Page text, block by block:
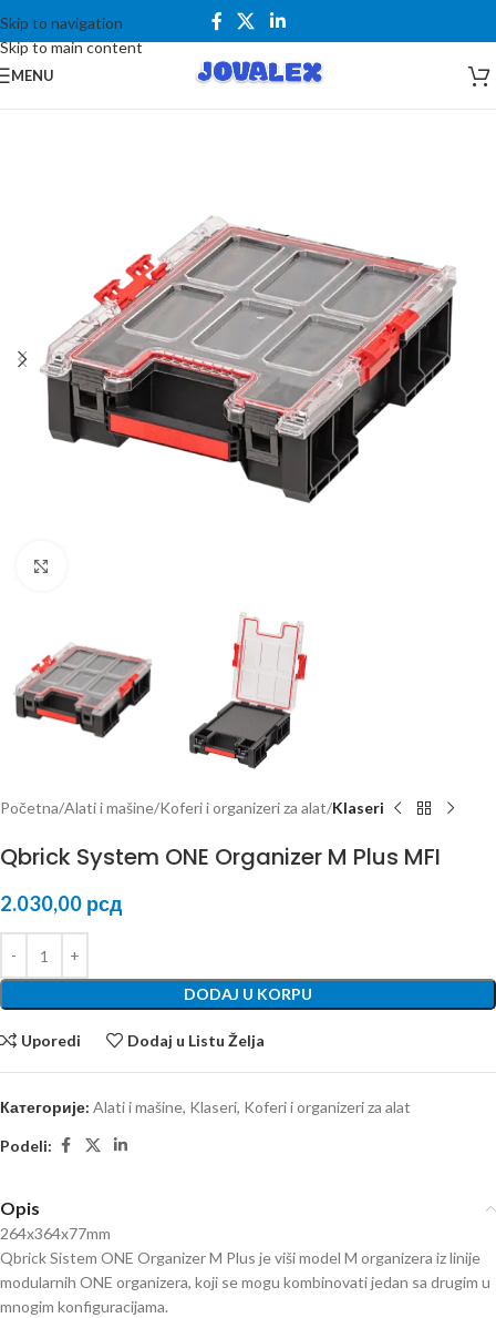
Skip to navigation
Skip to main content
MENU
Početna Alati i mašine Koferi i organizeri za alat Klaseri
Qbrick System ONE Organizer M Plus MFI
2.030,00 рсд
DODAJ U KORPU
Uporedi Dodaj u Listu Želja
Категорије: Alati i mašine, Klaseri, Koferi i organizeri za alat
Podeli:
Opis
264x364x77mm
Qbrick Sistem ONE Organizer M Plus je viši model M organizera iz linije
modularnih ONE organizera, koji se mogu kombinovati jedan sa drugim u
mnogim konfiguracijama.